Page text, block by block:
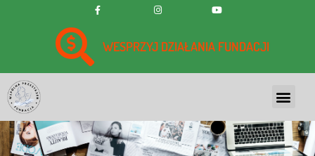
WESPRZYJ DZIAŁANIA FUNDACJI